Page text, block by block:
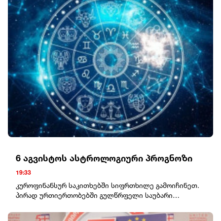
ინვესტის“ დამფუძნებლის გივი წულეისკირის და
იურისტის სოფო პეტრიაშვილის დასკვნითი
სასამართლო სხდომა გაიმართება.მისამართი: დავით
აღმაშენებლის ხეივანი #64საკონტაქტო პირი: აკაკი
ლუკავა 598 997 200
6 აგვისტოს ასტროლოგიური პროგნოზი
19:33
კუროფინანსურ საკითხებში სიფრთხილე გამოიჩინეთ.
პირად ურთიერთობებში გულწრფელი საუბარი
გამოიღებს.ტყუპებიკომუნიკაციისთვის ხელსაყრელი